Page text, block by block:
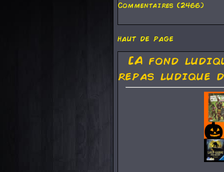
Commentaires (2466)
haut de page
[A fond
repas ludique